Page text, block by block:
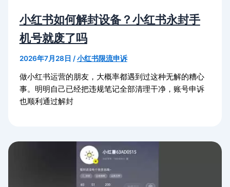
小红书如何解封设备？小红书永封手
机号就废了吗
2026年7月28日 /小红书限流申诉
做小红书运营的朋友，大概率都遇到过这种无解的糟心
事。明明自己已经把违规笔记全部清理干净，账号申诉
也顺利通过解封